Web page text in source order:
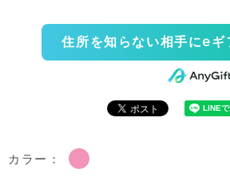
住所を知らない相手にeギ
カラー：